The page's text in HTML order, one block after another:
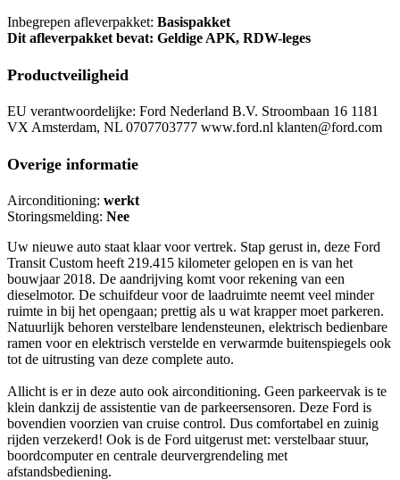
Inbegrepen afleverpakket: Basispakket
Dit afleverpakket bevat: Geldige APK, RDW-leges
Productveiligheid
EU verantwoordelijke: Ford Nederland B.V. Stroombaan 16 1181
VX Amsterdam, NL 0707703777 www.ford.nl klanten@ford.com
Overige informatie
Airconditioning: werkt
Storingsmelding: Nee
Uw nieuwe auto staat klaar voor vertrek. Stap gerust in, deze Ford
Transit Custom heeft 219.415 kilometer gelopen en is van het
bouwjaar 2018. De aandrijving komt voor rekening van een
dieselmotor. De schuifdeur voor de laadruimte neemt veel minder
ruimte in bij het opengaan; prettig als u wat krapper moet parkeren.
Natuurlijk behoren verstelbare lendensteunen, elektrisch bedienbare
ramen voor en elektrisch verstelde en verwarmde buitenspiegels ook
tot de uitrusting van deze complete auto.
Allicht is er in deze auto ook airconditioning. Geen parkeervak is te
klein dankzij de assistentie van de parkeersensoren. Deze Ford is
bovendien voorzien van cruise control. Dus comfortabel en zuinig
rijden verzekerd! Ook is de Ford uitgerust met: verstelbaar stuur,
boordcomputer en centrale deurvergrendeling met
afstandsbediening.